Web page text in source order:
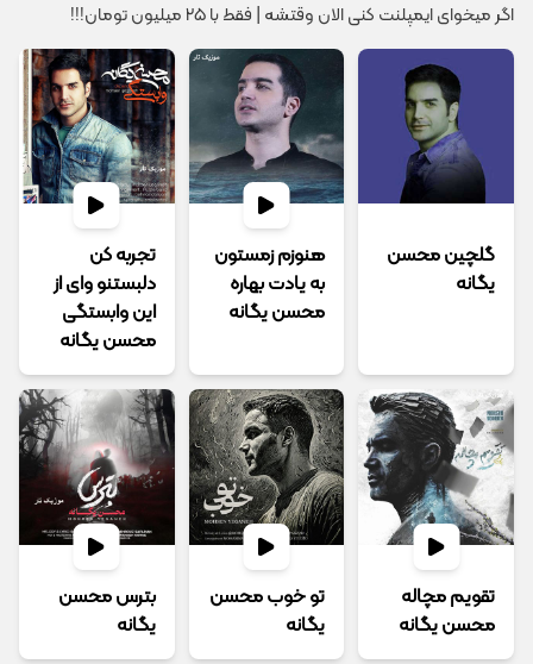
اگر میخوای ایمپلنت کنی الان وقتشه | فقط با ۲۵ میلیون تومان!!!
گلچین محسن
یگانه
هنوزم زمستون
به یادت بهاره
محسن یگانه
تجربه کن
دلبستنو وای از
این وابستگی
محسن یگانه
تقویم مچاله
محسن یگانه
تو خوب محسن
یگانه
بترس محسن
یگانه